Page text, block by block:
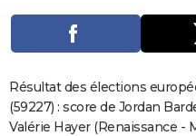
Dictionnaire
Biographies
Expressions
Proverbes
PROGRAMME TV
S'inscrire
Se connecter
Lycées
Collèges
Primaires
Universités
Entreprises
Service militaire
Avis de recherche
AVIS DE DÉCÈS
Résultat des élections
(59227) : score de Jordan
Valérie Hayer (Renaissance -